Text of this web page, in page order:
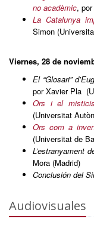
no acadèmic,
La Catalunya
Simon
Viernes, 28 de
El “Glosari”
por Xavier Pla
Ors i el
(Universitat
Ors com a
(Universitat de
L’estranyament
Mora (Madrid)
Conclusión del
Audiovisuales